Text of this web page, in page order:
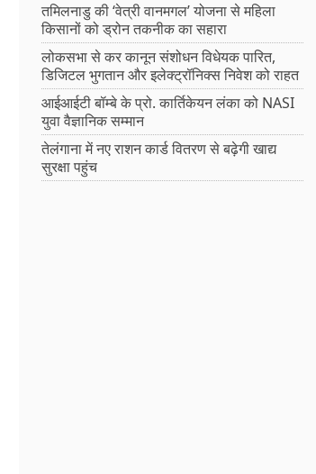
तमिलनाडु की ‘वेत्री वानमगल’ योजना से महिला
किसानों को ड्रोन तकनीक का सहारा
लोकसभा से कर कानून संशोधन विधेयक पारित,
डिजिटल भुगतान और इलेक्ट्रॉनिक्स निवेश को राहत
आईआईटी बॉम्बे के प्रो. कार्तिकेयन लंका को NASI
युवा वैज्ञानिक सम्मान
तेलंगाना में नए राशन कार्ड वितरण से बढ़ेगी खाद्य
सुरक्षा पहुंच